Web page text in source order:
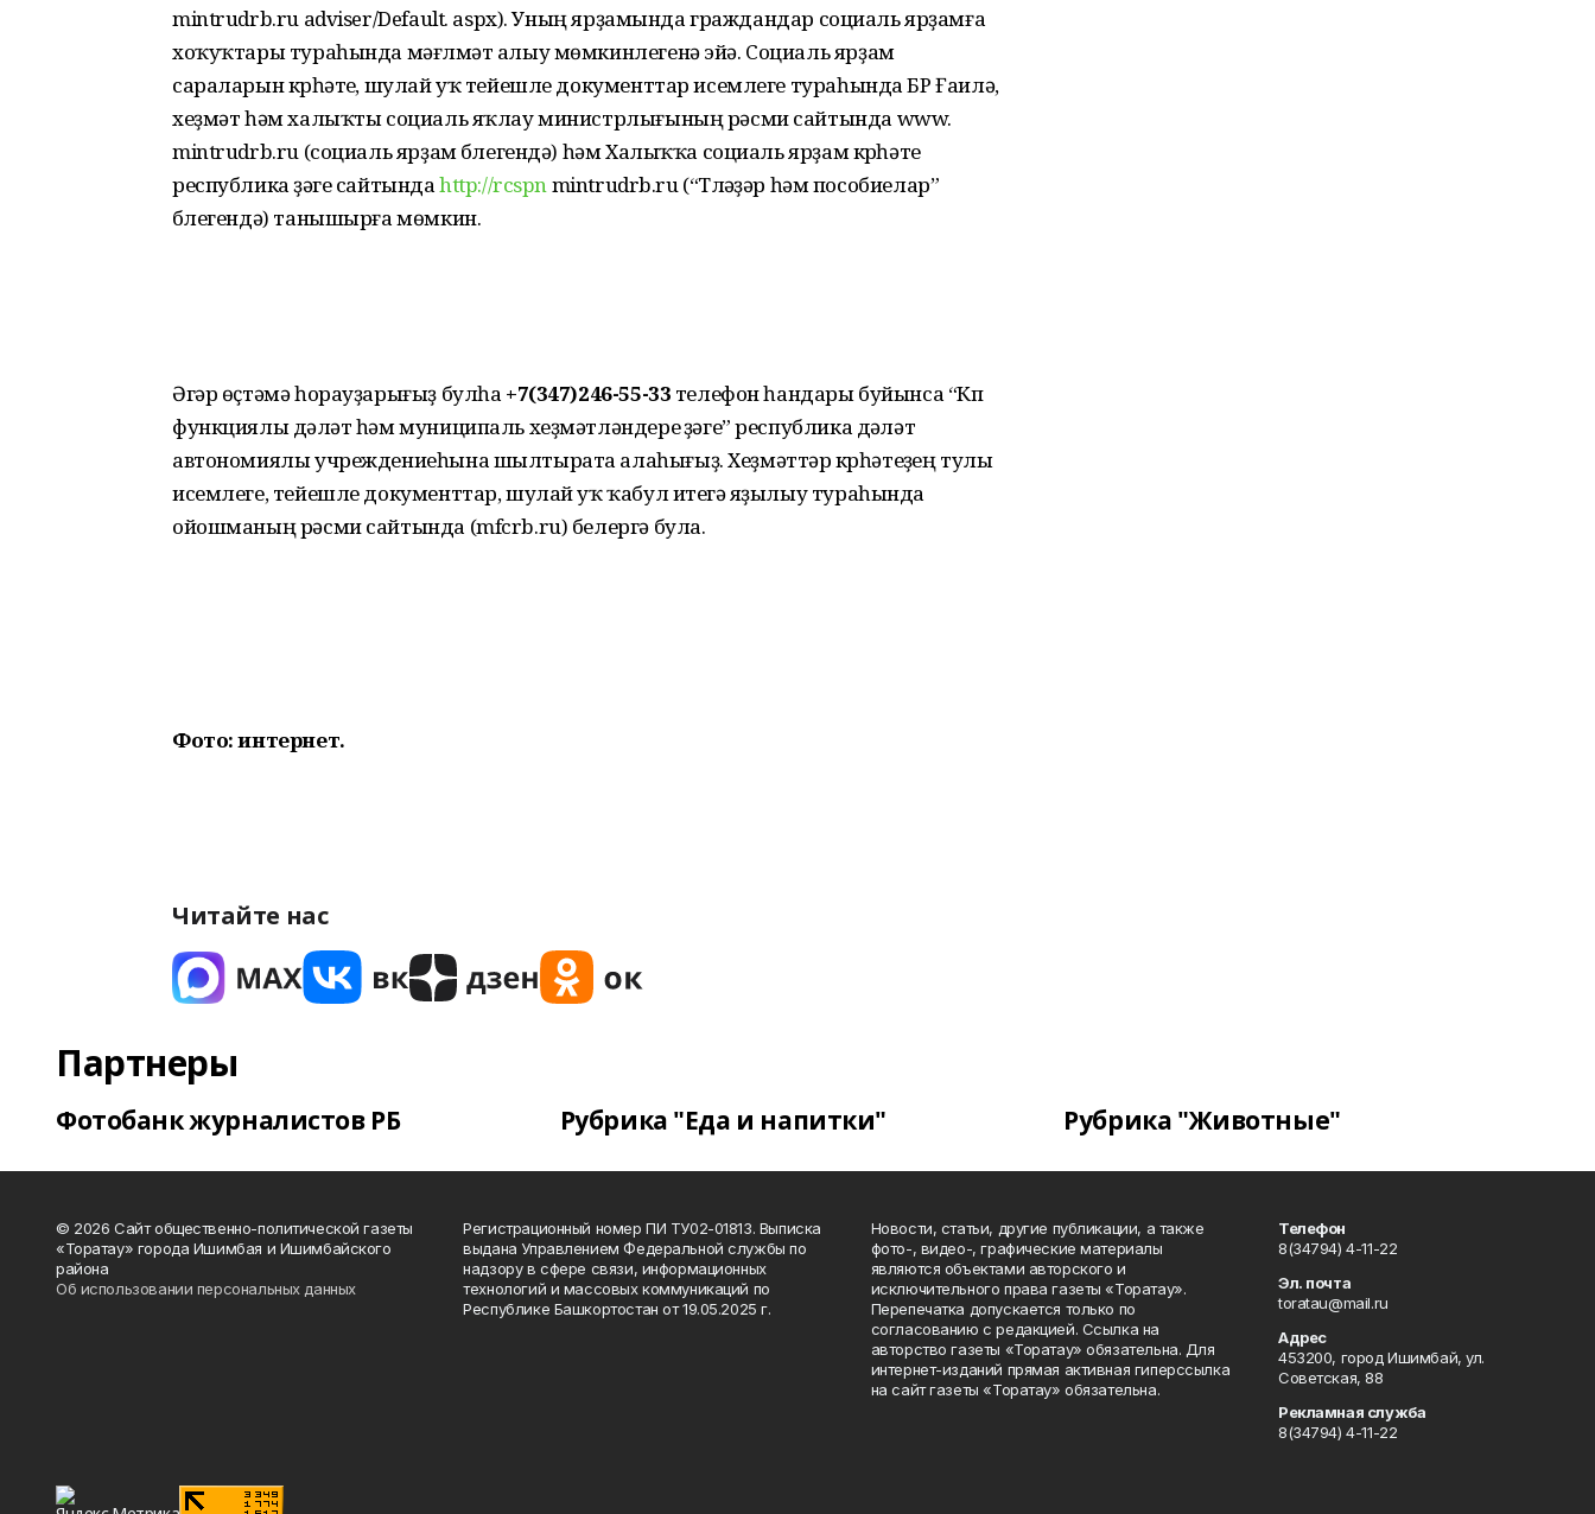
mintrudrb.ru adviser/Default. aspx). Уның ярҙамында граждандар социаль ярҙамға
хоҡуҡтары тураһында мәғлүмәт алыу мөмкинлегенә эйә. Cоциаль ярҙам
сараларын күрһәтеү, шулай уҡ тейешле документтар исемлеге тураһында БР Ғаилә,
хеҙмәт һәм халыҡты социаль яҡлау министрлығының рәсми сайтында www.
mintrudrb.ru (социаль ярҙам бүлегендә) һәм Халыҡҡа социаль ярҙам күрһәтеү
республика үҙәге сайтындаhttp://rcspnmintrudrb.ru (“Түләүҙәр һәм пособиелар”
бүлегендә) танышырға мөмкин.
Әгәр өҫтәмә һорауҙарығыҙ булһа +7(347)246-55-33 телефон һандары буйынса “Күп
функциялы дәүләт һәм муниципаль хеҙмәтләндереү үҙәге” республика дәүләт
автономиялы учреждениеһына шылтырата алаһығыҙ. Хеҙмәттәр күрһәтеүҙең тулы
исемлеге, тейешле документтар, шулай уҡ ҡабул итеүгә яҙылыу тураһында
ойошманың рәсми сайтында (mfcrb.ru) белергә була.
Фото: интернет.
Читайте нас
Партнеры
Фотобанк журналистов РБ Рубрика "Еда и напитки" Рубрика "Животные"
© 2026 Сайт общественно-политической газеты
«Торатау» города Ишимбая и Ишимбайского
района
Об использовании персональных данных
Регистрационный номер ПИ ТУ02-01813. Выписка
выдана Управлением Федеральной службы по
надзору в сфере связи, информационных
технологий и массовых коммуникаций по
Республике Башкортостан от 19.05.2025 г.
Новости, статьи, другие публикации, а также
фото-, видео-, графические материалы
являются объектами авторского и
исключительного права газеты «Торатау».
Перепечатка допускается только по
согласованию с редакцией. Ссылка на
авторство газеты «Торатау» обязательна. Для
интернет-изданий прямая активная гиперссылка
на сайт газеты «Торатау» обязательна.
Телефон
8(34794) 4-11-22
Эл. почта
toratau@mail.ru
Адрес
453200, город Ишимбай, ул.
Советская, 88
Рекламная служба
8(34794) 4-11-22